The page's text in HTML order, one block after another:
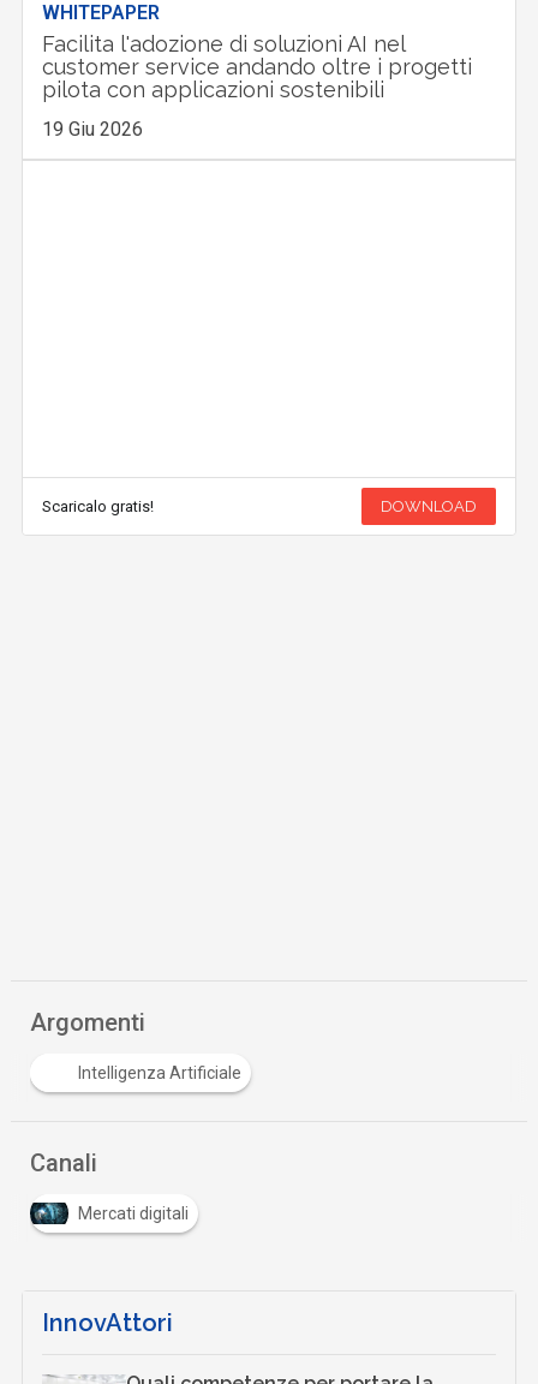
WHITEPAPER
Facilita l'adozione di soluzioni AI nel
customer service andando oltre i progetti
pilota con applicazioni sostenibili
19 Giu 2026
Scaricalo gratis! DOWNLOAD
Argomenti
Intelligenza Artificiale
Canali
Mercati digitali
InnovAttori